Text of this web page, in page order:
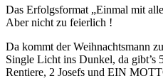
Das Erfolgsformat „Einmal mit
Aber nicht zu feierlich !
Da kommt der Weihnachtsmann
Single Licht ins Dunkel, da
Rentiere, 2 Josefs und EIN